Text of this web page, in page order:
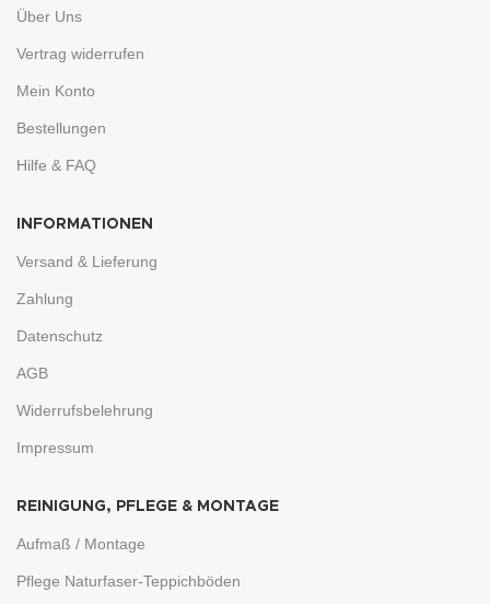
Über Uns
Vertrag widerrufen
Mein Konto
Bestellungen
Hilfe & FAQ
INFORMATIONEN
Versand & Lieferung
Zahlung
Datenschutz
AGB
Widerrufsbelehrung
Impressum
REINIGUNG, PFLEGE & MONTAGE
Aufmaß / Montage
Pflege Naturfaser-Teppichböden